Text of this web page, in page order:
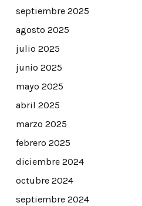
septiembre 2025
agosto 2025
julio 2025
junio 2025
mayo 2025
abril 2025
marzo 2025
febrero 2025
diciembre 2024
octubre 2024
septiembre 2024